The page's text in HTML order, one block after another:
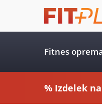
Fitnes
% Izdelek